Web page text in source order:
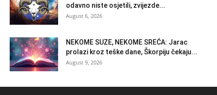
odavno niste osjetili, zvijezde...
August 6, 2026
NEKOME SUZE, NEKOME SREĆA: Jarac
prolazi kroz teške dane, Škorpiju čekaju...
August 9, 2026